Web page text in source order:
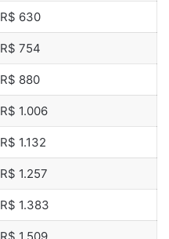
R$ 630
R$ 754
R$ 880
R$ 1.006
R$ 1.132
R$ 1.257
R$ 1.383